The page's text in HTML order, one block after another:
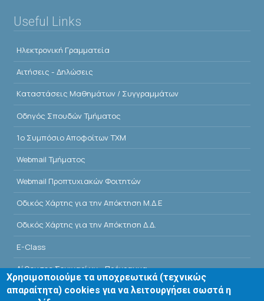
Useful Links
Ηλεκτρονική Γραμματεία
Αιτήσεις - Δηλώσεις
Kαταστάσεις Μαθημάτων / Συγγραμμάτων
Οδηγός Σπουδών Τμήματος
1o Συμπόσιο Αποφοίτων ΤΧΜ
Webmail Τμήματος
Webmail Προπτυχιακών Φοιτητών
Οδικός Χάρτης για την Απόκτηση Μ.Δ.Ε
Οδικός Χάρτης για την Απόκτηση Δ.Δ.
E-Class
Αίθουσες Σεμιναρίων - Πρόγραμμα
Βιβλιοθήκη Τμήματος
Χρησιμοποιούμε τα υποχρεωτικά (τεχνικώς
απαραίτητα) cookies για να λειτουργήσει σωστά η